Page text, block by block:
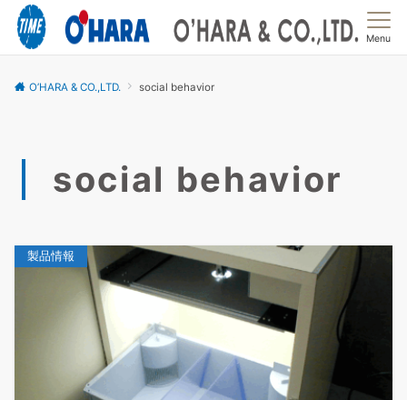
Menu
O’HARA & CO.,LTD. social behavior
social behavior
製品情報